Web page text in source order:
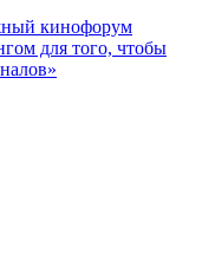
кинофорум
для того, чтобы